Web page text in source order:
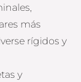
más
rígidos y
y